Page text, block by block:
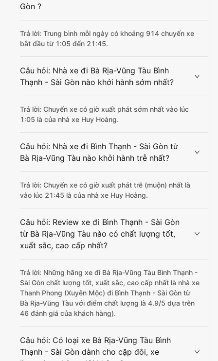
Gòn ?
Trả lời: Trung bình mỗi ngày có khoảng 914 chuyến xe
bắt đầu từ 1:05 đến 21:45.
Câu hỏi: Nhà xe đi Bà Rịa-Vũng Tàu Bình
Thạnh - Sài Gòn nào khởi hành sớm nhất?
Trả lời: Chuyến xe có giờ xuất phát sớm nhất vào lúc
1:05 là của nhà xe Huy Hoàng.
Câu hỏi: Nhà xe đi Bình Thạnh - Sài Gòn từ
Bà Rịa-Vũng Tàu nào khởi hành trễ nhất?
Trả lời: Chuyến xe có giờ xuất phát trễ (muộn) nhất là
vào lúc 21:45 là của nhà xe Huy Hoàng.
Câu hỏi: Review xe đi Bình Thạnh - Sài Gòn
từ Bà Rịa-Vũng Tàu nào có chất lượng tốt,
xuất sắc, cao cấp nhất?
Trả lời: Những hãng xe đi Bà Rịa-Vũng Tàu Bình Thạnh -
Sài Gòn chất lượng tốt, xuất sắc, cao cấp nhất là nhà xe
Thanh Phong (Xuyên Mộc) đi Bình Thạnh - Sài Gòn từ
Bà Rịa-Vũng Tàu với điểm chất lượng là 4.9/5 dựa trên
46 đánh giá của khách hàng).
Câu hỏi: Có loại xe Bà Rịa-Vũng Tàu Bình
Thạnh - Sài Gòn dành cho cặp đôi, xe